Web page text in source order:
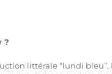
?
littérale “lundi